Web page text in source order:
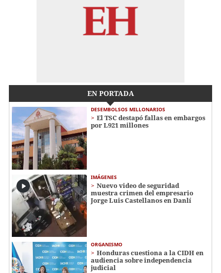
EN PORTADA
DESEMBOLSOS MILLONARIOS
El TSC destapó fallas en embargos
por L921 millones
IMÁGENES
Nuevo video de seguridad
muestra crimen del empresario
Jorge Luis Castellanos en Danlí
ORGANISMO
Honduras cuestiona a la CIDH en
audiencia sobre independencia
judicial